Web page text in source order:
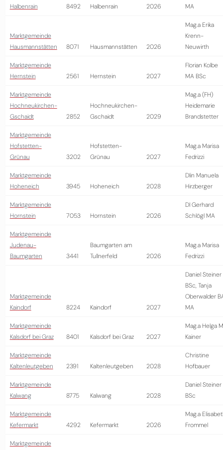
Halbenrain
8492 Halbenrain 2026
MA
Marktgemeinde
Hausmannstätten
8071 Hausmannstätten 2026
Mag.a Erika
Krenn-
Neuwirth
Marktgemeinde
Hernstein
2561 Hernstein 2027
Florian Kolbe
MA BSc
Marktgemeinde
Hochneukirchen-
Gschaidt
2852
Hochneukirchen-
Gschaidt
2029
Mag.a (FH)
Heidemarie
Brandstetter
Marktgemeinde
Hofstetten-
Grünau
3202
Hofstetten-
Grünau
2027
Mag.a Marisa
Fedrizzi
Marktgemeinde
Hoheneich
3945 Hoheneich 2028
DIin Manuela
Hirzberger
Marktgemeinde
Hornstein
7053 Hornstein 2026
DI Gerhard
Schlögl MA
Marktgemeinde
Judenau-
Baumgarten
3441
Baumgarten am
Tullnerfeld
2026
Mag.a Marisa
Fedrizzi
Marktgemeinde
Kaindorf
8224 Kaindorf 2027
Daniel Steiner
BSc, Tanja
Oberwalder
MA
Marktgemeinde
Kalsdorf bei Graz
8401 Kalsdorf bei Graz 2027
Mag.a Helga
Kainer
Marktgemeinde
Kaltenleutgeben
2391 Kaltenleutgeben 2028
Christine
Hofbauer
Marktgemeinde
Kalwang
8775 Kalwang 2028
Daniel Steiner
BSc
Marktgemeinde
Kefermarkt
4292 Kefermarkt 2026
Mag.a
Frommel
Marktgemeinde